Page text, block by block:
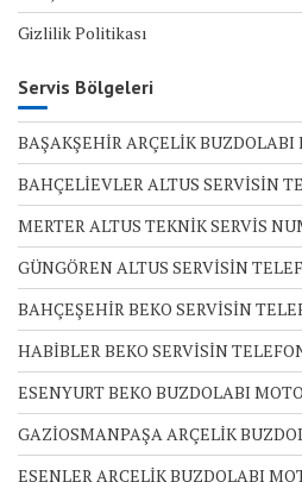
Gizlilik Politikası
Servis Bölgeleri
BAŞAKŞEHİR ARÇELİK BUZDOLABI
BAHÇELİEVLER ALTUS SERVİSİN
MERTER ALTUS TEKNİK SERVİS
GÜNGÖREN ALTUS SERVİSİN
BAHÇEŞEHİR BEKO SERVİSİN
HABİBLER BEKO SERVİSİN
ESENYURT BEKO BUZDOLABI
GAZİOSMANPAŞA ARÇELİK
ESENLER ARÇELİK BUZDOLABI